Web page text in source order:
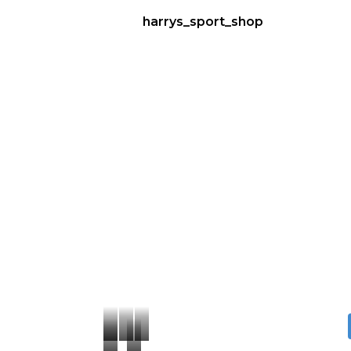
harrys_sport_shop
Yogamatten
inklusiveYogamatte